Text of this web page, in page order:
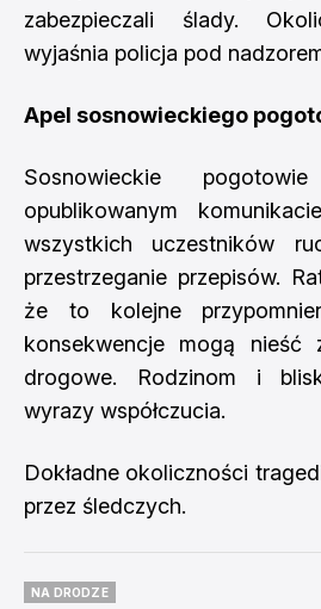
zabezpieczali ślady.
wyjaśnia policja pod
Apel sosnowieckiego
Sosnowieckie
opublikowanym
wszystkich uczestników
przestrzeganie przepisów.
że to kolejne
konsekwencje mogą nieść
drogowe. Rodzinom i
wyrazy współczucia.
Dokładne okoliczności
przez śledczych.
NA DRODZE